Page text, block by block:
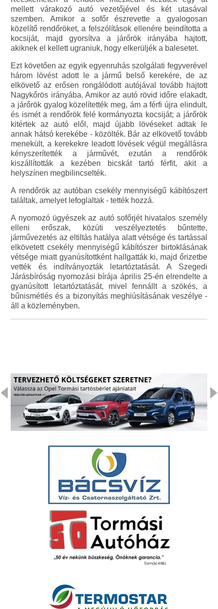
mellett várakozó autó vezetőjével és két utasával
szemben. Amikor a sofőr észrevette a gyalogosan
közelítő rendőröket, a felszólítások ellenére beindította a
kocsiját, majd gyorsítva a járőrök irányába hajtott,
akiknek el kellett ugraniuk, hogy elkerüljék a balesetet.
Ezt követően az egyik egyenruhás szolgálati fegyverével
három lövést adott le a jármű belső kerekére, de az
elkövető az erősen rongálódott autójával tovább hajtott
Nagykőrös irányába. Amikor az autó rövid időre elakadt,
a járőrök gyalog közelítették meg, ám a férfi újra elindult,
és ismét a rendőrök felé kormányozta kocsiját; a járőrök
kitértek az autó elől, majd újabb lövéseket adtak le
annak hátsó kerekébe - közölték. Bár az elkövető tovább
menekült, a kerekekre leadott lövések végül megállásra
kényszerítették a járművét, ezután a rendőrök
kiszállították a kezében bicskát tartó férfit, akit a
helyszínen megbilincselték.
A rendőrök az autóban csekély mennyiségű kábítószert
találtak, amelyet lefoglaltak - tették hozzá.
A nyomozó ügyészek az autó sofőrjét hivatalos személy
elleni erőszak, közúti veszélyeztetés bűntette,
járművezetés az eltiltás hatálya alatt vétsége és tartással
elkövetett csekély mennyiségű kábítószer birtoklásának
vétsége miatt gyanúsítottként hallgatták ki, majd őrizetbe
vették és indítványozták letartóztatását. A Szegedi
Járásbíróság nyomozási bírája április 25-én elrendelte a
gyanúsított letartóztatását, mivel fennállt a szökés, a
bűnismétlés és a bizonyítás meghiúsításának veszélye -
áll a közleményben.